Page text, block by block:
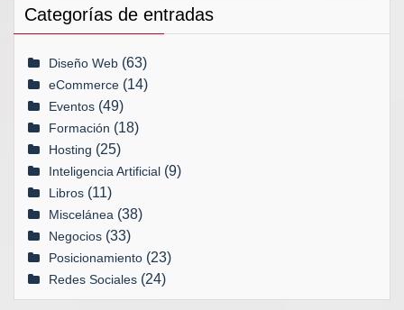
Categorías de entradas
Diseño Web (63)
eCommerce (14)
Eventos (49)
Formación (18)
Hosting (25)
Inteligencia Artificial (9)
Libros (11)
Miscelánea (38)
Negocios (33)
Posicionamiento (23)
Redes Sociales (24)